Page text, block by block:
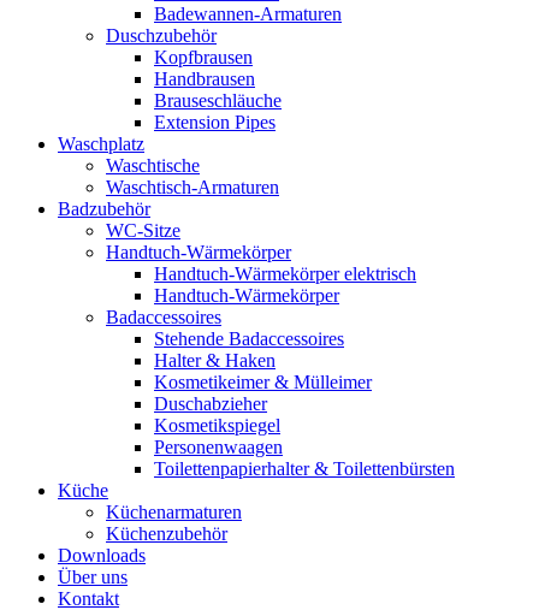
Badewannen-Armaturen
Duschzubehör
Kopfbrausen
Handbrausen
Brauseschläuche
Extension Pipes
Waschplatz
Waschtische
Waschtisch-Armaturen
Badzubehör
WC-Sitze
Handtuch-Wärmekörper
Handtuch-Wärmekörper elektrisch
Handtuch-Wärmekörper
Badaccessoires
Stehende Badaccessoires
Halter & Haken
Kosmetikeimer & Mülleimer
Duschabzieher
Kosmetikspiegel
Personenwaagen
Toilettenpapierhalter & Toilettenbürsten
Küche
Küchenarmaturen
Küchenzubehör
Downloads
Über uns
Kontakt